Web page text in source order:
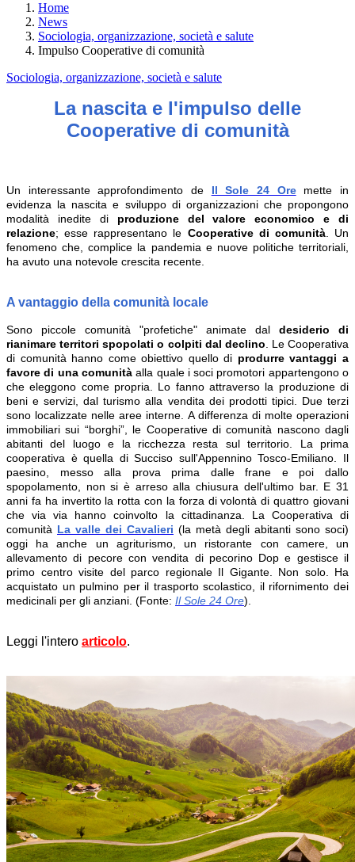
Home
News
Sociologia, organizzazione, società e salute
Impulso Cooperative di comunità
Sociologia, organizzazione, società e salute
La nascita e l'impulso delle
Cooperative di comunità
Un interessante approfondimento de Il Sole 24 Oremette in
evidenza la nascita e sviluppo di organizzazioni che propongono
modalità inedite di produzione del valore economico e di
relazione; esse rappresentano le Cooperative di comunità. Un
fenomeno che, complice la pandemia e nuove politiche territoriali,
ha avuto una notevole crescita recente.
A vantaggio della comunità locale
Sono piccole comunità "profetiche" animate dal desiderio di
rianimare territori spopolati o colpiti dal declino. Le Cooperativa
di comunità hanno come obiettivo quello di produrre vantaggi a
favore di una comunitàalla quale i soci promotori appartengono o
che eleggono come propria. Lo fanno attraverso la produzione di
beni e servizi, dal turismo alla vendita dei prodotti tipici. Due terzi
sono localizzate nelle aree interne. A differenza di molte operazioni
immobiliari sui “borghi”, le Cooperative di comunità nascono dagli
abitanti del luogo e la ricchezza resta sul territorio. La prima
cooperativa è quella di Succiso sull'Appennino Tosco-Emiliano. Il
paesino, messo alla prova prima dalle frane e poi dallo
spopolamento, non si è arreso alla chiusura dell'ultimo bar. E 31
anni fa ha invertito la rotta con la forza di volontà di quattro giovani
che via via hanno coinvolto la cittadinanza. La Cooperativa di
comunità La valle dei Cavalieri (la metà degli abitanti sono soci)
oggi ha anche un agriturismo, un ristorante con camere, un
allevamento di pecore con vendita di pecorino Dop e gestisce il
primo centro visite del parco regionale Il Gigante. Non solo. Ha
acquistato un pulmino per il trasporto scolastico, il rifornimento dei
medicinali per gli anziani. (Fonte: Il Sole 24 Ore).
Leggi l'intero articolo.